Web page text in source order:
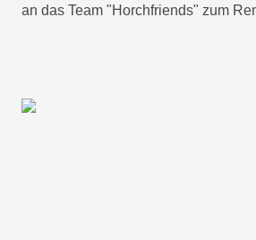
an das Team "Horchfriends" zum